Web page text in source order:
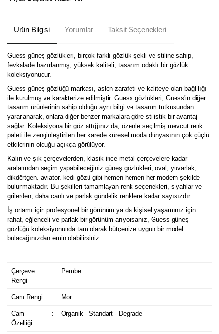
Ürün Bilgisi Yorumlar Taksit Seçenekleri
Guess güneş gözlükleri, birçok farklı gözlük şekli ve stiline sahip,
fevkalade hazırlanmış, yüksek kaliteli, tasarım odaklı bir gözlük
koleksiyonudur.
Guess güneş gözlüğü markası, aslen zarafeti ve kaliteye olan bağlılığı
ile kurulmuş ve karakterize edilmiştir. Guess gözlükleri, Guess'in diğer
tasarım ürünlerinin sahip olduğu aynı bilgi ve tasarım tutkusundan
yararlanarak, onlara diğer benzer markalara göre stilistik bir avantaj
sağlar. Koleksiyona bir göz attığınız da, özenle seçilmiş mevcut renk
paleti ile zenginleştirilen her karede küresel moda dünyasının çok güçlü
etkilerinin olduğu açıkça görülüyor.
Kalın ve şık çerçevelerden, klasik ince metal çerçevelere kadar
aralarından seçim yapabileceğiniz güneş gözlükleri, oval, yuvarlak,
dikdörtgen, aviator, kedi gözü gibi hemen hemen her modern şekilde
bulunmaktadır. Bu şekilleri tamamlayan renk seçenekleri, siyahlar ve
grilerden, daha canlı ve parlak gündelik renklere kadar sayısızdır.
İş ortamı için profesyonel bir görünüm ya da kişisel yaşamınız için
rahat, eğlenceli ve parlak bir görünüm arıyorsanız, Guess güneş
gözlüğü koleksiyonunda tam olarak bütçenize uygun bir model
bulacağınızdan emin olabilirsiniz.
Çerçeve
Rengi
: Pembe
Cam Rengi : Mor
Cam
Özelliği
: Organik - Standart - Degrade